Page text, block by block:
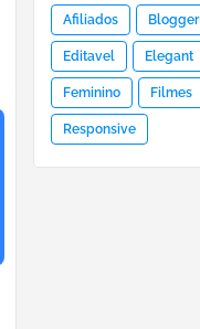
Afiliados Blogger
Editavel Elegant
Feminino Filmes
Responsive